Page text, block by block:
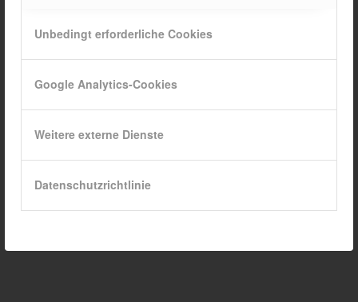
Unbedingt erforderliche Cookies
Google Analytics-Cookies
Weitere externe Dienste
Datenschutzrichtlinie